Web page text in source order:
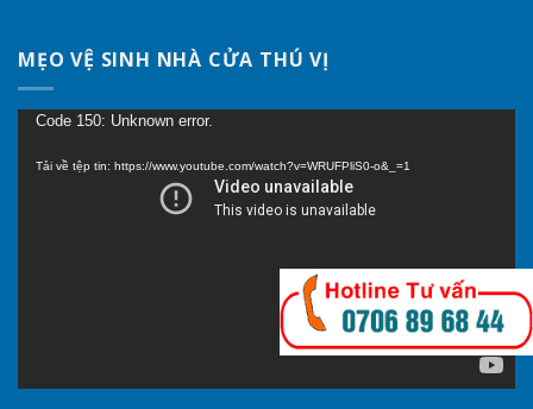
MẸO VỆ SINH NHÀ CỬA THÚ VỊ
Trình
Code 150: Unknown error.
Tải về tệp tin: https://www.youtube.com/watch?v=WRUFPliS0-o&_=1